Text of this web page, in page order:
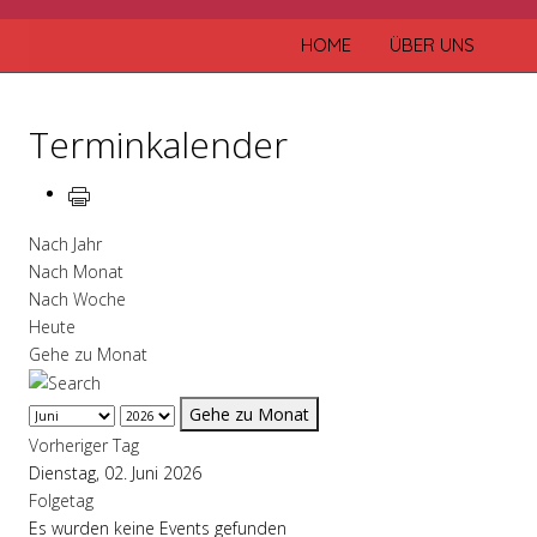
HOME ÜBER UNS
Terminkalender
Nach Jahr
Nach Monat
Nach Woche
Heute
Gehe zu Monat
Gehe zu Monat
Vorheriger Tag
Dienstag, 02. Juni 2026
Folgetag
Es wurden keine Events gefunden